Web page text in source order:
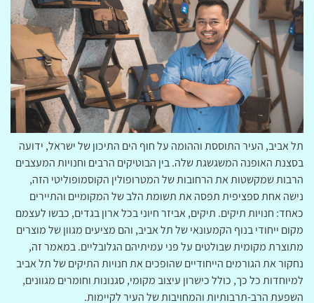
תל אביב, העיר התוססת וההומה על חוף הים התיכון של ישראל, ידועה
בסצנת האופנה המשגשגת שלה. בין הבוטיקים הרבים וחנויות המעצבים
הרבות שמקשטות את הרחובות של המטרופולין הקוסמופוליטי הזה,
נישה אחת ספציפית תפסה את תשומת הלב של המקומיים והתיירים
כאחד: חנויות תיקים. תיקים, אביזר חיוני בכל ארון בגדים, כבשו לעצמם
מקום ייחודי בנוף הקמעונאי של תל אביב, והם מציעים מגוון של מוצרים
מתוצרת מקומית שבולטים על פני עמיתיהם הגלובליים. במאמר זה,
נחקור את הגורמים הייחודיים שהופכים את חנויות התיקים של תל אביב
למיוחדות כל כך, כולל כישרון עיצוב מקומי, סגנונות וחומרים מגוונים,
השפעת הרב-תרבותיות והמחויבות של העיר לקיימות.